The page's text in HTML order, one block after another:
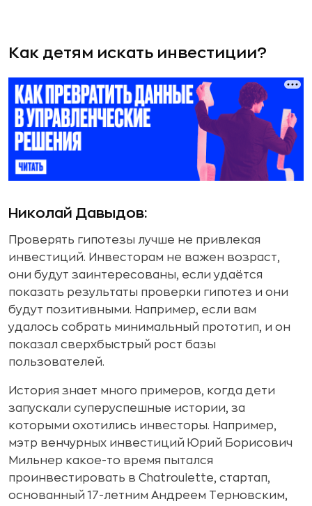
Как детям искать инвестиции?
Николай Давыдов:
Проверять гипотезы лучше не привлекая
инвестиций. Инвесторам не важен возраст,
они будут заинтересованы, если удаётся
показать результаты проверки гипотез и они
будут позитивными. Например, если вам
удалось собрать минимальный прототип, и он
показал сверхбыстрый рост базы
пользователей.
История знает много примеров, когда дети
запускали суперуспешные истории, за
которыми охотились инвесторы. Например,
мэтр венчурных инвестиций Юрий Борисович
Мильнер какое-то время пытался
проинвестировать в Chatroulette, стартап,
основанный 17-летним Андреем Терновским,